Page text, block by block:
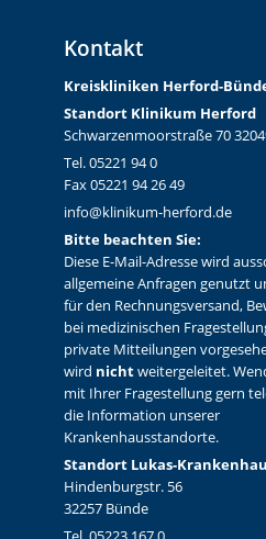
Kontakt
Kreiskliniken Herford-Bünd
Standort Klinikum Herford
Schwarzenmoorstraße 70
Tel. 05221 94 0
Fax 05221 94 26 49
info@klinikum-herford.de
Bitte beachten Sie:
Diese E-Mail-Adresse wird
allgemeine Anfragen genutzt
für den Rechnungsversand,
bei medizinischen
private Mitteilungen
wird nichtweitergeleitet.
mit Ihrer Fragestellung gern
die Information unserer
Krankenhausstandorte.
Standort Lukas-
Hindenburgstr. 56
32257 Bünde